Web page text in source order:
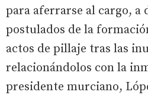
para aferrarse al cargo, a
postulados de la
actos de pillaje tras las
relacionándolos con la
presidente murciano,